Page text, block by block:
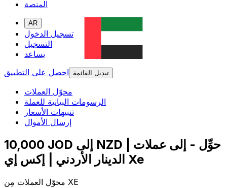
المنصة
AR
تسجيل الدخول
التسجيل
يساعد
احصل على التطبيق
تبديل القائمة
محوّل العملات
الرسومات البيانية للعملة
تنبيهات الأسعار
إرسال الأموال
10,000 JOD إلى NZD | حوِّل - إلى عملات
الدينار الأردني | إكس إي Xe
محوّل العملات مِن XE